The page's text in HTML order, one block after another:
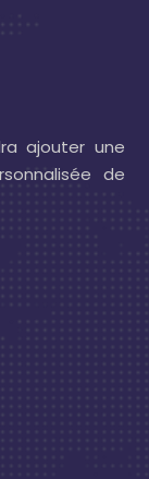
ajouter une
de